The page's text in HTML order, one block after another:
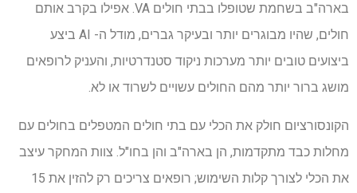
בארה"ב בשחמת שטופלו בבתי חולים VA. אפילו בקרב אותם
חולים, שהיו מבוגרים יותר ובעיקר גברים, מודל ה- AI ביצע
ביצועים טובים יותר מערכות ניקוד סטנדרטיות, והעניק לרופאים
מושג ברור יותר מהם החולים עשויים לשרוד או לא.
הקונסורציום חולק את הכלי עם בתי חולים המטפלים בחולים עם
מחלות כבד מתקדמות, הן בארה"ב והן בחו"ל. צוות המחקר עיצב
את הכלי לצורך קלות השימוש; רופאים צריכים רק להזין את 15